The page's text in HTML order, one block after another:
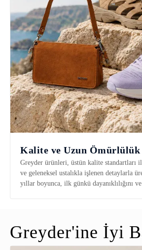
Kalite ve Uzun Ömürlülük
Greyder ürünleri, üstün kalite standartları
ve geleneksel ustalıkla işlenen detaylarla
yıllar boyunca, ilk günkü dayanıklılığını
Greyder'ine İyi